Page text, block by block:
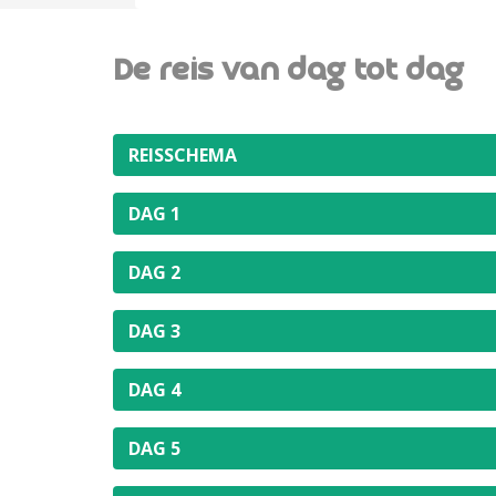
De reis van dag tot dag
REISSCHEMA
DAG 1
DAG 2
DAG 3
DAG 4
DAG 5